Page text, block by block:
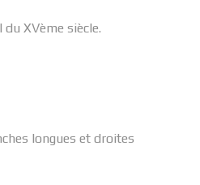
XVème siècle.
longues et droites